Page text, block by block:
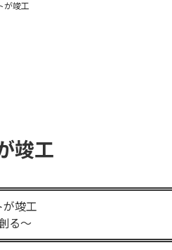
が竣工
竣工
が竣工
る～